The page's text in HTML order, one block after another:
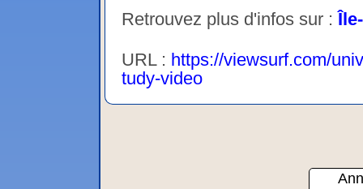
Retrouvez plus d'infos sur :
URL : https://viewsurf.com/
tudy-video